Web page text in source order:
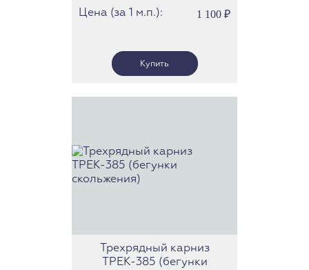
(Forest)
Цена (за 1 м.п.): 1 100 ₽
Трехрядный карниз
ТРЕК-385 (бегунки